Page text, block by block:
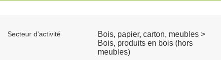
Secteur d'activité
Bois, papier, carton, meubles >
Bois, produits en bois (hors
meubles)